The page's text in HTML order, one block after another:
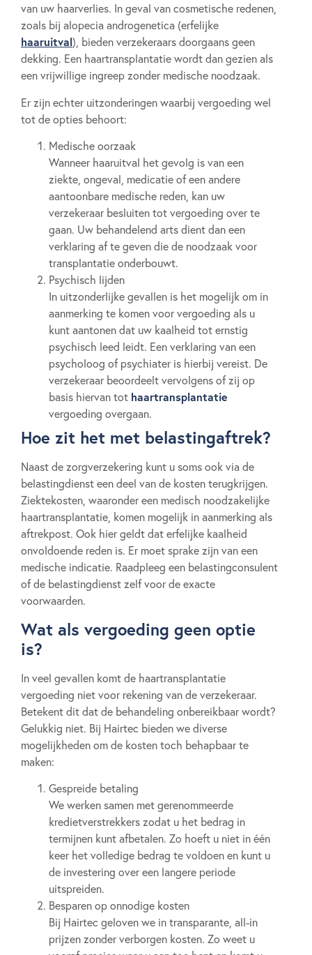
van uw haarverlies. In geval van cosmetische redenen,
zoals bij alopecia androgenetica (erfelijke
haaruitval), bieden verzekeraars doorgaans geen
dekking. Een haartransplantatie wordt dan gezien als
een vrijwillige ingreep zonder medische noodzaak.
Er zijn echter uitzonderingen waarbij vergoeding wel
tot de opties behoort:
Medische oorzaak
Wanneer haaruitval het gevolg is van een
ziekte, ongeval, medicatie of een andere
aantoonbare medische reden, kan uw
verzekeraar besluiten tot vergoeding over te
gaan. Uw behandelend arts dient dan een
verklaring af te geven die de noodzaak voor
transplantatie onderbouwt.
Psychisch lijden
In uitzonderlijke gevallen is het mogelijk om in
aanmerking te komen voor vergoeding als u
kunt aantonen dat uw kaalheid tot ernstig
psychisch leed leidt. Een verklaring van een
psycholoog of psychiater is hierbij vereist. De
verzekeraar beoordeelt vervolgens of zij op
basis hiervan tot haartransplantatie
vergoeding overgaan.
Hoe zit het met belastingaftrek?
Naast de zorgverzekering kunt u soms ook via de
belastingdienst een deel van de kosten terugkrijgen.
Ziektekosten, waaronder een medisch noodzakelijke
haartransplantatie, komen mogelijk in aanmerking als
aftrekpost. Ook hier geldt dat erfelijke kaalheid
onvoldoende reden is. Er moet sprake zijn van een
medische indicatie. Raadpleeg een belastingconsulent
of de belastingdienst zelf voor de exacte
voorwaarden.
Wat als vergoeding geen optie
is?
In veel gevallen komt de haartransplantatie
vergoeding niet voor rekening van de verzekeraar.
Betekent dit dat de behandeling onbereikbaar wordt?
Gelukkig niet. Bij Hairtec bieden we diverse
mogelijkheden om de kosten toch behapbaar te
maken:
Gespreide betaling
We werken samen met gerenommeerde
kredietverstrekkers zodat u het bedrag in
termijnen kunt afbetalen. Zo hoeft u niet in één
keer het volledige bedrag te voldoen en kunt u
de investering over een langere periode
uitspreiden.
Besparen op onnodige kosten
Bij Hairtec geloven we in transparante, all-in
prijzen zonder verborgen kosten. Zo weet u